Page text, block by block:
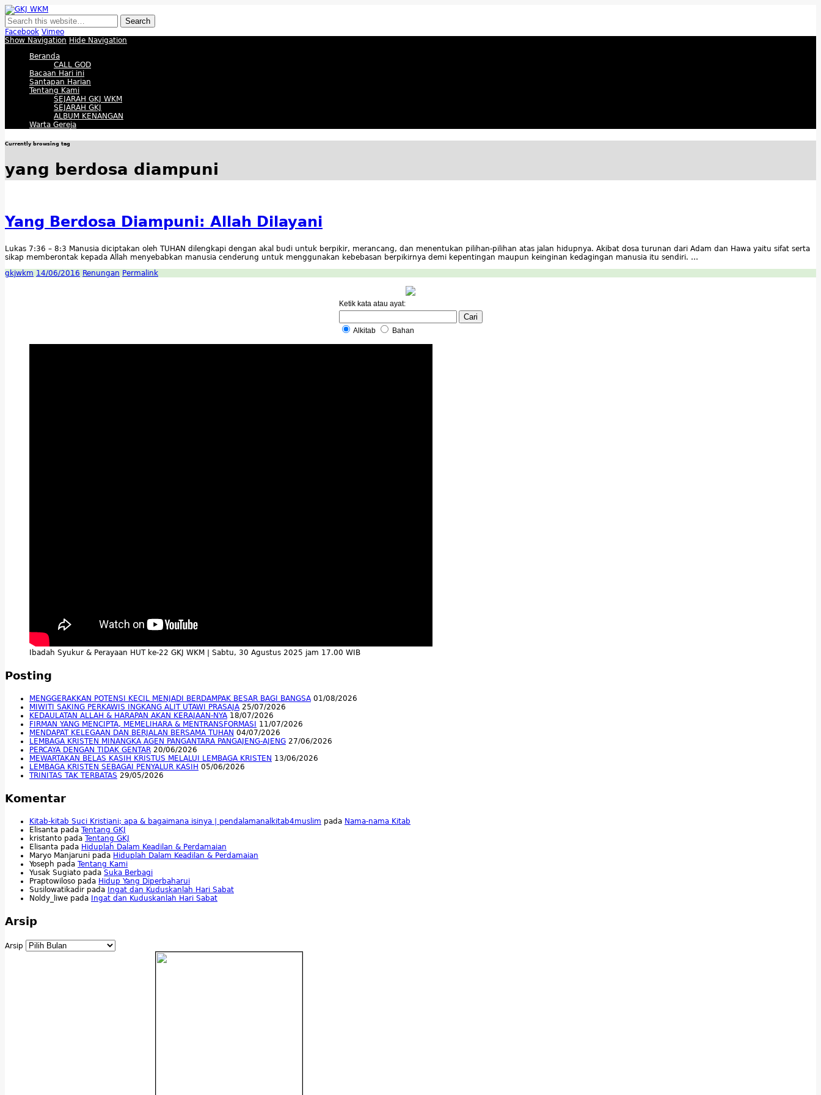
Membangun Gereja Kokoh melalui Pelayanan Holistik, Teknologi, dan Budaya Apresiatif
Facebook Vimeo
Show Navigation Hide Navigation
Beranda
CALL GOD
Bacaan Hari ini
Santapan Harian
Tentang Kami
SEJARAH GKJ WKM
SEJARAH GKJ
ALBUM KENANGAN
Warta Gereja
Currently browsing tag
yang berdosa diampuni
Yang Berdosa Diampuni: Allah Dilayani
Lukas 7:36 – 8:3 Manusia diciptakan oleh TUHAN dilengkapi dengan akal budi untuk berpikir, merancang, dan menentukan pilihan-pilihan atas jalan hidupnya. Akibat dosa turunan dari Adam dan Hawa yaitu sifat serta
sikap memberontak kepada Allah menyebabkan manusia cenderung untuk menggunakan kebebasan berpikirnya demi kepentingan maupun keinginan kedagingan manusia itu sendiri. …
gkjwkm 14/06/2016 Renungan Permalink
Ketik kata atau ayat:
Alkitab Bahan
Ibadah Syukur & Perayaan HUT ke-22 GKJ WKM | Sabtu, 30 Agustus 2025 jam 17.00 WIB
Posting
MENGGERAKKAN POTENSI KECIL MENJADI BERDAMPAK BESAR BAGI BANGSA 01/08/2026
MIWITI SAKING PERKAWIS INGKANG ALIT UTAWI PRASAJA 25/07/2026
KEDAULATAN ALLAH & HARAPAN AKAN KERAJAAN-NYA 18/07/2026
FIRMAN YANG MENCIPTA, MEMELIHARA & MENTRANSFORMASI 11/07/2026
MENDAPAT KELEGAAN DAN BERJALAN BERSAMA TUHAN 04/07/2026
LEMBAGA KRISTEN MINANGKA AGEN PANGANTARA PANGAJENG-AJENG 27/06/2026
PERCAYA DENGAN TIDAK GENTAR 20/06/2026
MEWARTAKAN BELAS KASIH KRISTUS MELALUI LEMBAGA KRISTEN 13/06/2026
LEMBAGA KRISTEN SEBAGAI PENYALUR KASIH 05/06/2026
TRINITAS TAK TERBATAS 29/05/2026
Komentar
Kitab-kitab Suci Kristiani; apa & bagaimana isinya | pendalamanalkitab4muslim pada Nama-nama Kitab
Elisanta pada Tentang GKJ
kristanto pada Tentang GKJ
Elisanta pada Hiduplah Dalam Keadilan & Perdamaian
Maryo Manjaruni pada Hiduplah Dalam Keadilan & Perdamaian
Yoseph pada Tentang Kami
Yusak Sugiato pada Suka Berbagi
Praptowiloso pada Hidup Yang Diperbaharui
Susilowatikadir pada Ingat dan Kuduskanlah Hari Sabat
Noldy_liwe pada Ingat dan Kuduskanlah Hari Sabat
Arsip
Arsip